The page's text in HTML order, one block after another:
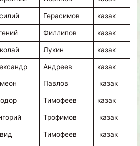
Герасимов казак
Филлипов казак
Лукин казак
Андреев казак
Павлов казак
Тимофеев казак
Трофимов казак
Тимофеев казак